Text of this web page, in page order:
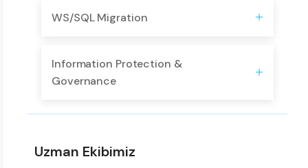
WS/SQL Migration
Information Protection &
Governance
Uzman Ekibimiz